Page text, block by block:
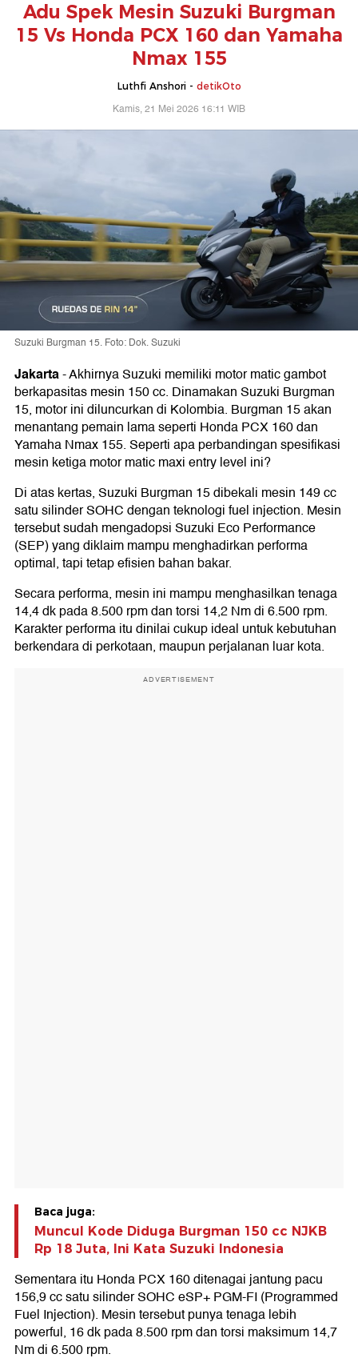
Adu Spek Mesin Suzuki Burgman
15 Vs Honda PCX 160 dan Yamaha
Nmax 155
Luthfi Anshori - detikOto
Kamis, 21 Mei 2026 16:11 WIB
Suzuki Burgman 15. Foto: Dok. Suzuki
Jakarta-Akhirnya Suzuki memiliki motor matic gambot
berkapasitas mesin 150 cc. Dinamakan Suzuki Burgman
15, motor ini diluncurkan di Kolombia. Burgman 15 akan
menantang pemain lama seperti Honda PCX 160 dan
Yamaha Nmax 155. Seperti apa perbandingan spesifikasi
mesin ketiga motor matic maxi entry level ini?
Di atas kertas, Suzuki Burgman 15 dibekali mesin 149 cc
satu silinder SOHC dengan teknologi fuel injection. Mesin
tersebut sudah mengadopsi Suzuki Eco Performance
(SEP) yang diklaim mampu menghadirkan performa
optimal, tapi tetap efisien bahan bakar.
Secara performa, mesin ini mampu menghasilkan tenaga
14,4 dk pada 8.500 rpm dan torsi 14,2 Nm di 6.500 rpm.
Karakter performa itu dinilai cukup ideal untuk kebutuhan
berkendara di perkotaan, maupun perjalanan luar kota.
ADVERTISEMENT
Baca juga:
Muncul Kode Diduga Burgman 150 cc NJKB
Rp 18 Juta, Ini Kata Suzuki Indonesia
Sementara itu Honda PCX 160 ditenagai jantung pacu
156,9 cc satu silinder SOHC eSP+ PGM-FI (Programmed
Fuel Injection). Mesin tersebut punya tenaga lebih
powerful, 16 dk pada 8.500 rpm dan torsi maksimum 14,7
Nm di 6.500 rpm.